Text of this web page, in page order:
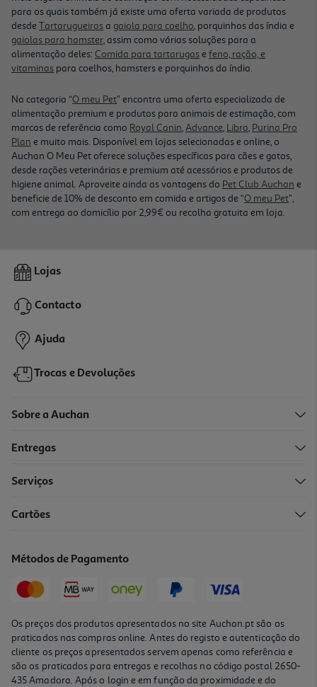
para os quais também já existe uma oferta variada de produtos
desde Tartarugueirasa gaiola para coelho, porquinhos das índia e
gaiolas para hamster, assim como várias soluções para a
alimentação deles: Comida para tartarugase feno, ração, e
vitaminas para coelhos, hamsters e porquinhos da índia.
Na categoria “O meu Pet” encontra uma oferta especializada de
alimentação premium e produtos para animais de estimação, com
marcas de referência como Royal Canin,Advance, Libra, Purina Pro
Plan e muito mais. Disponível em lojas selecionadas e online, o
Auchan O Meu Pet oferece soluções específicas para cães e gatos,
desde rações veterinárias e premium até acessórios e produtos de
higiene animal. Aproveite ainda as vantagens do Pet Club Auchan e
beneficie de 10% de desconto em comida e artigos de “O meu Pet”,
com entrega ao domicílio por 2,99€ ou recolha gratuita em loja.
Lojas
Contacto
Ajuda
Trocas e Devoluções
Sobre a Auchan
Entregas
Serviços
Cartões
Métodos de Pagamento
Os preços dos produtos apresentados no site Auchan.pt são os
praticados nas compras online. Antes do registo e autenticação do
cliente os preços apresentados servem apenas como referência e
são os praticados para entregas e recolhas no código postal 2650-
435 Amadora. Após o login e em função da proximidade e do